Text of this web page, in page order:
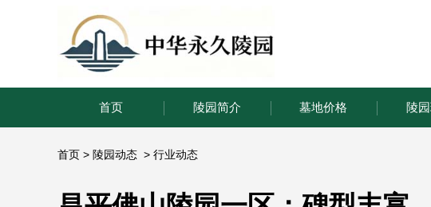
首页 陵园简介 墓地价格 陵
首页 > 陵园动态 > 行业动态